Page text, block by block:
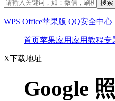
WPS Office苹果版 QQ安全中心
首页苹果应用 应用教程专
X下载地址
Google